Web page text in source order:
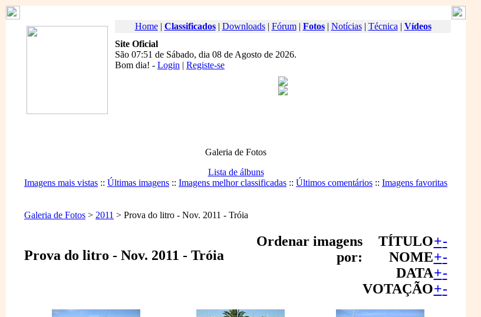
Home| Classificados| Downloads| Fórum| Fotos| Notícias| Técnica | Vídeos
Site Oficial
São 07:51 de Sábado, dia 08 de Agosto de 2026.
Bom dia! - Login | Registe-se
Galeria de Fotos
Lista de álbuns
Imagens mais vistas :: Últimas imagens :: Imagens melhor classificadas :: Últimos comentários :: Imagens favoritas
Galeria de Fotos > 2011 > Prova do litro - Nov. 2011 - Tróia
Prova do litro - Nov. 2011 - Tróia
Ordenar imagens
por:
TÍTULO+-
NOME+-
DATA+-
VOTAÇÃO+-